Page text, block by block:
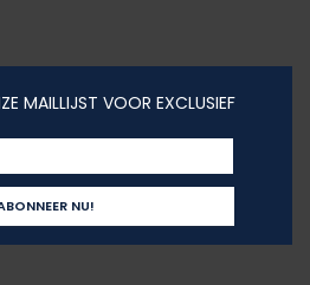
MAILLIJST VOOR EXCLUSIEF